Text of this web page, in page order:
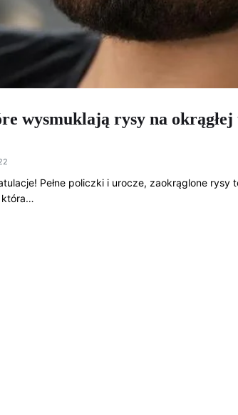
wysmuklają rysy na
Pełne policzki i urocze, zaokrąglone
która…